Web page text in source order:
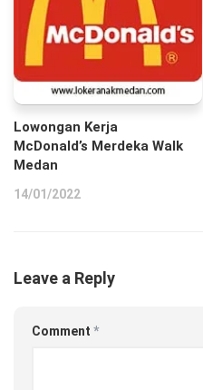
Lowongan Kerja
McDonald’s Merdeka Walk
Medan
14/01/2022
Leave a Reply
Comment *